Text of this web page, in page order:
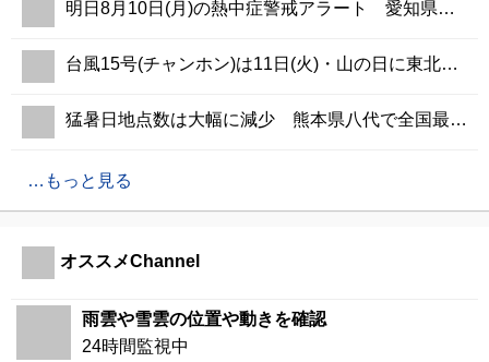
明日8月10日(月)の熱中症警戒アラート 愛知県や長野県など5県に発表
台風15号(チャンホン)は11日(火)・山の日に東北に上陸へ 早めの台風対策を
猛暑日地点数は大幅に減少 熊本県八代で全国最高の37.4℃
もっと見る
オススメChannel
雨雲や雪雲の位置や動きを確認
24時間監視中